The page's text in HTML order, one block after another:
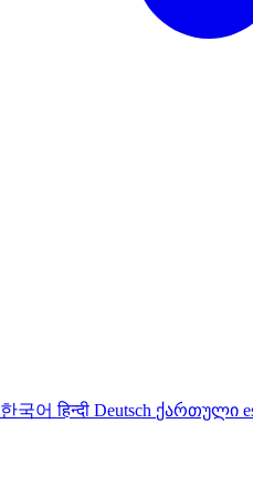
한국어हिन्दी Deutsch ქართული